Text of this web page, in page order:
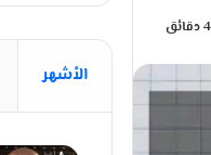
الأشهر